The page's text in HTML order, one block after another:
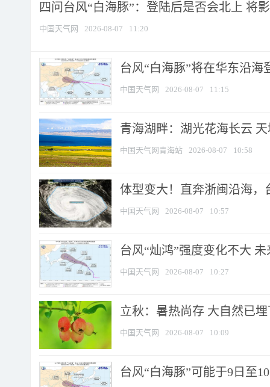
四问台风“白海豚”：登陆后是否会北上 将
中国天气网 2026-08-07 11:20
台风“白海豚”将在华东沿
中国天气网 2026-08-07 11:15
青海湖畔：湖光花海长云
中国天气网青海站 2026-08-07 10:58
体型变大！直奔浙闽沿海，
中国天气网 2026-08-07 10:57
台风“灿鸿”强度变化不大
中国天气网 2026-08-07 10:27
立秋：暑热尚存 大自然已
中国天气网 2026-08-07 10:09
台风“白海豚”可能于9日至